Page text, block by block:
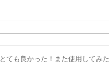
とても良かった！また使用してみ